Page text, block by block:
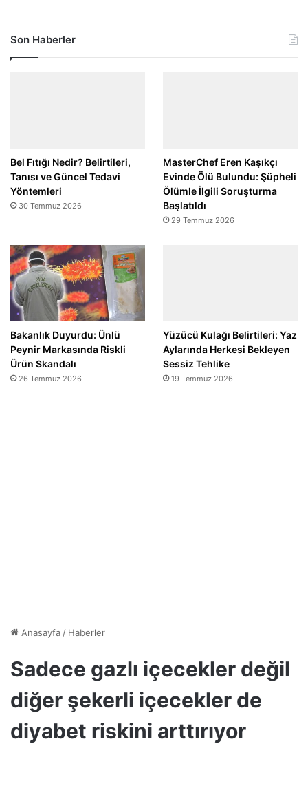
Son Haberler
Bel Fıtığı Nedir? Belirtileri,
Tanısı ve Güncel Tedavi
Yöntemleri
30 Temmuz 2026
MasterChef Eren Kaşıkçı
Evinde Ölü Bulundu: Şüpheli
Ölümle İlgili Soruşturma
Başlatıldı
29 Temmuz 2026
Bakanlık Duyurdu: Ünlü
Peynir Markasında Riskli
Ürün Skandalı
26 Temmuz 2026
Yüzücü Kulağı Belirtileri: Yaz
Aylarında Herkesi Bekleyen
Sessiz Tehlike
19 Temmuz 2026